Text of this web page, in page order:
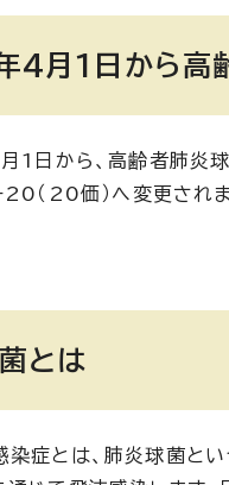
4月1日から高
1日から、高齢者肺炎球
20（20価）へ変更されま
とは
染症とは、肺炎球菌と